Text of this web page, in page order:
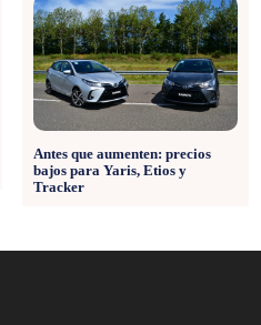
Antes que aumenten: precios
bajos para Yaris, Etios y
Tracker